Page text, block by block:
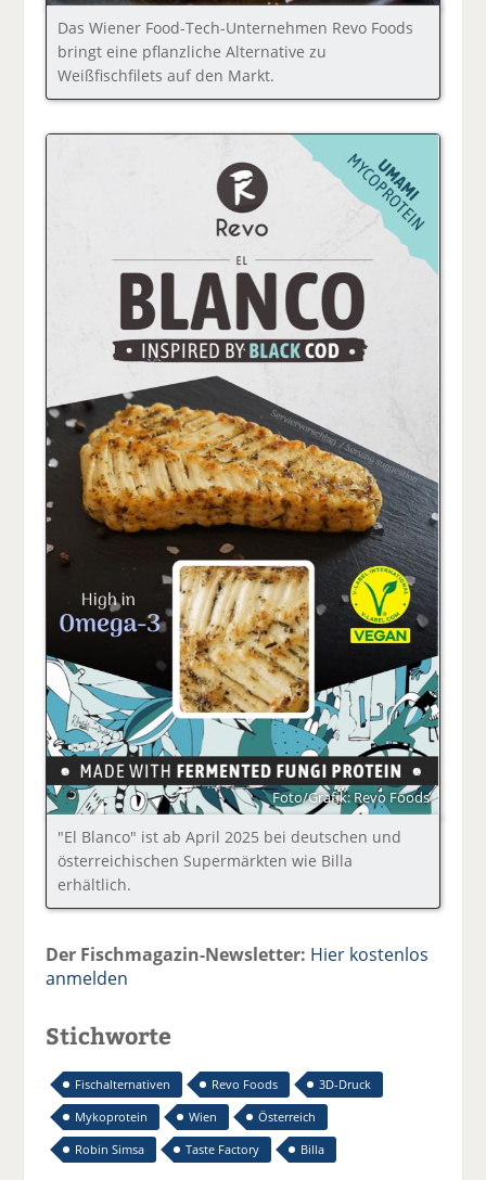
Das Wiener Food-Tech-Unternehmen Revo Foods
bringt eine pflanzliche Alternative zu
Weißfischfilets auf den Markt.
Foto/Grafik: Revo Foods
"El Blanco" ist ab April 2025 bei deutschen und
österreichischen Supermärkten wie Billa
erhältlich.
Der Fischmagazin-Newsletter: Hier kostenlos
anmelden
Stichworte
Fischalternativen Revo Foods
3D-Druck
Mykoprotein
Wien
Österreich
Robin Simsa
Taste Factory Billa